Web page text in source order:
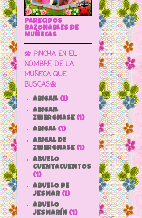
PARECIDOS
RAZONABLES DE
MUÑECAS
🌼 PINCHA EN EL
NOMBRE DE LA
MUÑECA QUE
BUSCAS🌼
ABIGAIL (1)
ABIGAIL
ZWERGNASE (1)
ABIGAL (1)
ABIGAL DE
ZWERGNASE (1)
ABUELO
CUENTACUENTOS
(1)
ABUELO DE
JESMAR (1)
ABUELO
JESMARÍN (1)